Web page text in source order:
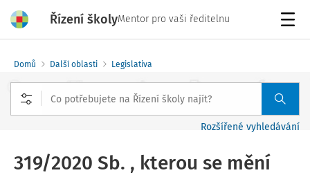
Řízení školyMentor pro vaši ředitelnu
Domů Další oblasti Legislativa
Rozšířené vyhledávání
319/2020 Sb. , kterou se mění